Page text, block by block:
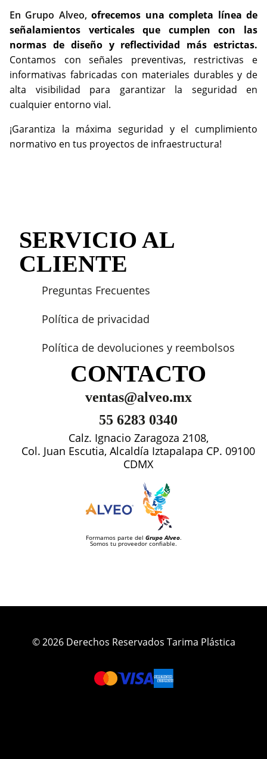
En Grupo Alveo,ofrecemos una completa línea de
señalamientos verticales que cumplen con las
normas de diseño y reflectividad más estrictas.
Contamos con señales preventivas, restrictivas e
informativas fabricadas con materiales durables y de
alta visibilidad para garantizar la seguridad en
cualquier entorno vial.
¡Garantiza la máxima seguridad y el cumplimiento
normativo en tus proyectos de infraestructura!
SERVICIO AL
CLIENTE
Preguntas Frecuentes
Política de privacidad
Política de devoluciones y reembolsos
CONTACTO
ventas@alveo.mx
55 6283 0340
Calz. Ignacio Zaragoza 2108,
Col. Juan Escutia, Alcaldía Iztapalapa CP. 09100
CDMX
Formamos parte del Grupo Alveo.
Somos tu proveedor confiable.
© 2026 Derechos Reservados Tarima Plástica